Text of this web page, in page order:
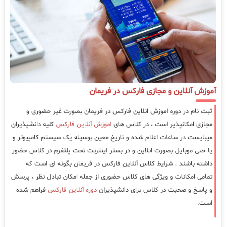
آموزش آنلاین و مجازی فارکس در فریمان
ثبت نام در دوره اموزش انلاین فارکس در فریمان بصورت غیر حضوری و
مجازی امکانپذیر است ، در کلاس های اموزش آنلاین فارکس کلیه دانشپذیران
میبایست در ساعات اعلام شده و تاریخ معین بوسیله یک سیستم کامپیوتر و
یا حتی موبایل بصورت انلاین و در بستر اینترنت تحت پلتفرم در کلاس حضور
داشته باشند . شرایط کلاس آنلاین فارکس در فریمان بگونه ای است که
تمامی امکانات و ویژگی های کلاس حضوری از جمله امکان تبادل نظر ، پرسش
و پاسخ و صحبت در کلاس برای دانشپذیران دوره آنلاین فارکس فراهم شده
است.